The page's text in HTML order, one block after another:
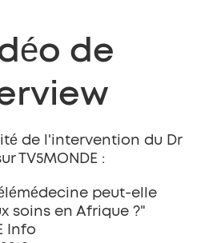
de
de l'intervention du Dr
TV5MONDE :
peut-elle
soins en Afrique ?"
Info